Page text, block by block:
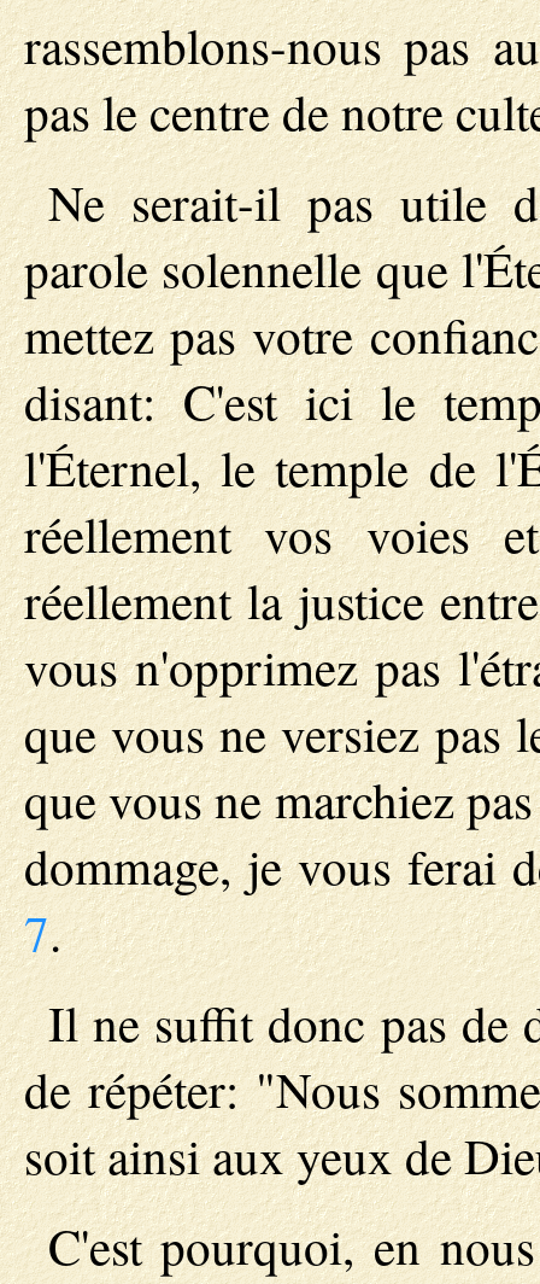
rassemblons-nous pas
pas le centre de notre
Ne serait-il pas utile
parole solennelle que
mettez pas votre
disant: C'est ici le
l'Éternel, le temple de
réellement vos voies
réellement la justice
vous n'opprimez pas
que vous ne versiez pas
que vous ne marchiez
dommage, je vous ferai
7.
Il ne suffit donc pas de
de répéter: "Nous
soit ainsi aux yeux de
C'est pourquoi, en